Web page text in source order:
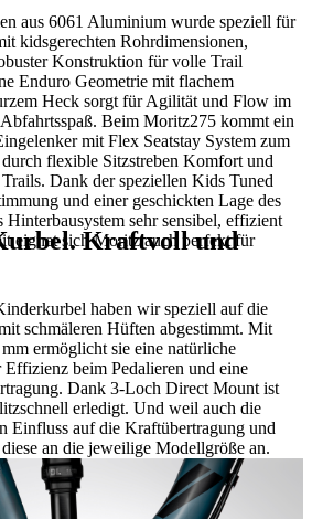
aus 6061 Aluminium wurde speziell für
kidsgerechten Rohrdimensionen,
Konstruktion für volle Trail
Enduro Geometrie mit flachem
Heck sorgt für Agilität und Flow im
Beim Moritz275 kommt ein
mit Flex Seatstay System zum
flexible Sitzstreben Komfort und
Dank der speziellen Kids Tuned
und einer geschickten Lage des
Hinterbausystem sehr sensibel, effizient
eignet sich Moritz auch perfekt für
Kraftvoll und
haben wir speziell auf die
schmäleren Hüften abgestimmt. Mit
ermöglicht sie eine natürliche
beim Pedalieren und eine
Dank 3-Loch Direct Mount ist
erledigt. Und weil auch die
Einfluss auf die Kraftübertragung und
an die jeweilige Modellgröße an.